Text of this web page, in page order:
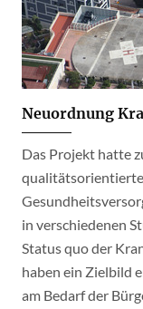
Neuordnung
Das Projekt hatte
in verschiedenen
Status quo der
haben ein Zielbild
am Bedarf der